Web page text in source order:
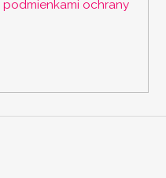
podmienkami ochrany